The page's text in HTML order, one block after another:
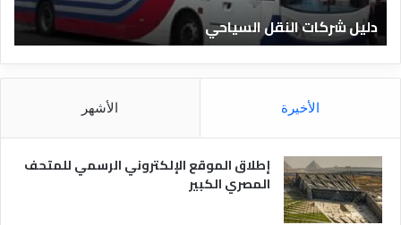
ت
ل
ن
ق
ل
س
ح
دليل شركات النقل السياحي
ا
ر
الأخيرة الأشهر
إطلاق الموقع الإلكتروني الرسمي للمتحف
المصري الكبير